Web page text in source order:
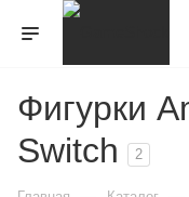
Фигурки
Switch
2